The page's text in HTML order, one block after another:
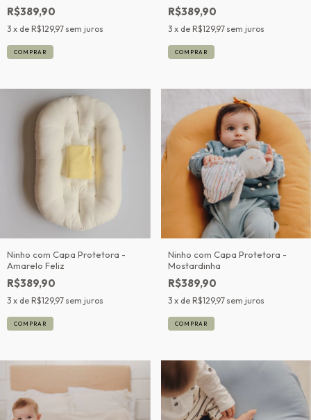
R$389,90
3 x de R$129,97 sem juros
R$389,90
3 x de R$129,97 sem juros
Ninho com Capa Protetora -
Amarelo Feliz
R$389,90
3 x de R$129,97 sem juros
Ninho com Capa Protetora -
Mostardinha
R$389,90
3 x de R$129,97 sem juros